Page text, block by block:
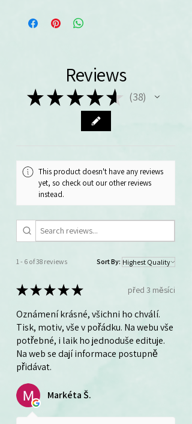
Reviews
★ ★★★★ 38
38
This product doesn't have any reviews
yet, so check out our other reviews
instead.
1 - 6 of 38 reviews Sort By:
★★★★★ před 3 měsíci
Oznámení krásné, všichni ho chválí.
Tisk, motiv, vše v pořádku. Na webu vše
potřebné, i laik ho jednoduše edituje.
Na web se dají informace postupně
přidávat.
Markéta Š.